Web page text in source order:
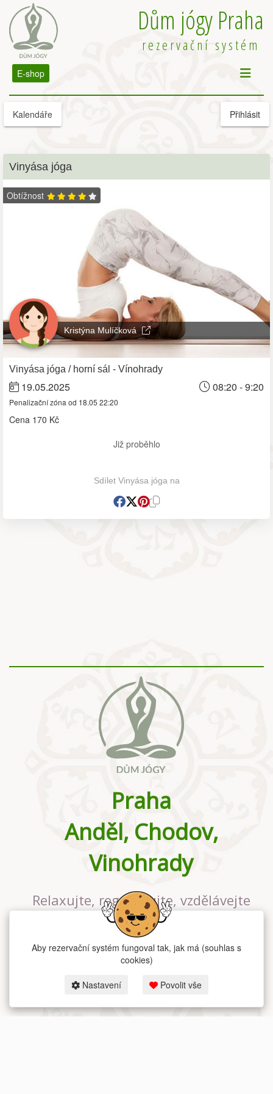
Dům jógy Praha
rezervační systém
E-shop
Kalendáře Přihlásit
Vinyása jóga
Obtížnost
Kristýna Mulíčková
Vinyása jóga / horní sál - Vínohrady
19.05.2025 08:20 - 9:20
Penalizační zóna od 18.05 22:20
Cena 170 Kč
Již proběhlo
Sdílet Vinyása jóga na
Praha
Anděl, Chodov,
Vinohrady
Relaxujte, regenerujte, vzdělávejte
se v největším jógovém studiu v
Praze
Aby rezervační systém fungoval tak, jak má (souhlas s
cookies)
Nastavení Povolit vše